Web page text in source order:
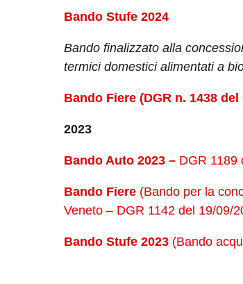
Bando Stufe 2024
Bando finalizzato alla
termici domestici alimentati a
Bando Fiere (DGR n. 1438 del
2023
Bando Auto 2023 – DGR 1189
Bando Fiere (Bando per la
Veneto – DGR 1142 del 19/09/
Bando Stufe 2023 (Bando